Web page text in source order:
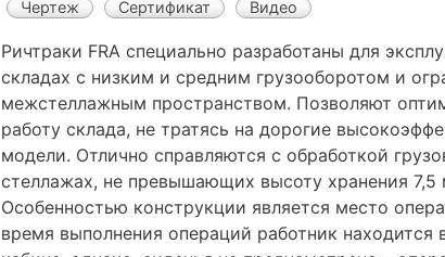
Чертеж Сертификат Видео
Ричтраки FRA специально разработаны для
складах с низким и средним грузооборотом и
межстеллажным пространством. Позволяют
работу склада, не тратясь на дорогие
модели. Отлично справляются с обработкой
стеллажах, не превышающих высоту хранения 7,5
Особенностью конструкции является место
время выполнения операций работник находится